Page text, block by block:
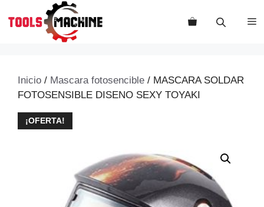
Inicio / Mascara fotosencible / MASCARA SOLDAR
FOTOSENSIBLE DISENO SEXY TOYAKI
¡OFERTA!